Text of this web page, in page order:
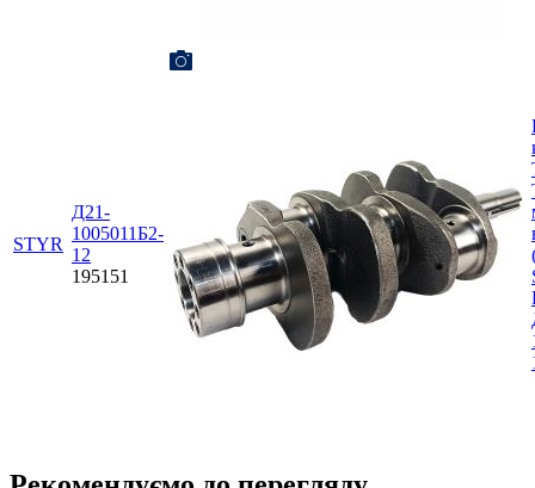
STYR
Д21-
1005011Б2-
12
195151